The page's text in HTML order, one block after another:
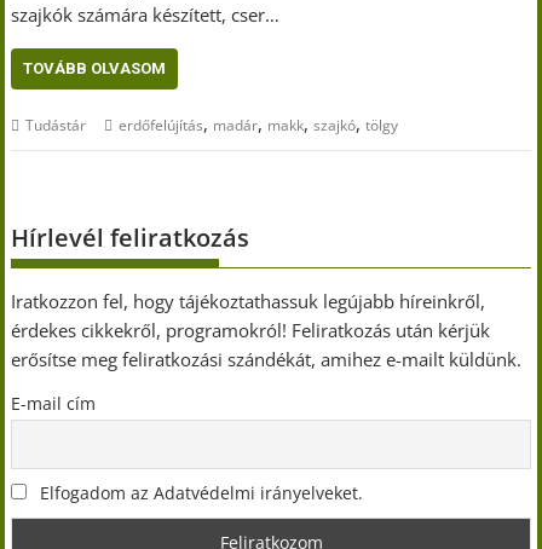
szajkók számára készített, cser…
TOVÁBB OLVASOM
Tudástár erdőfelújítás, madár, makk,szajkó,tölgy
Hírlevél feliratkozás
Iratkozzon fel, hogy tájékoztathassuk legújabb híreinkről,
érdekes cikkekről, programokról! Feliratkozás után kérjük
erősítse meg feliratkozási szándékát, amihez e-mailt küldünk.
E-mail cím
Elfogadom az Adatvédelmi irányelveket.